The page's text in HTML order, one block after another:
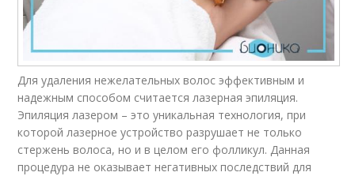
Для удаления нежелательных волос эффективным и
надежным способом считается лазерная эпиляция.
Эпиляция лазером – это уникальная технология, при
которой лазерное устройство разрушает не только
стержень волоса, но и в целом его фолликул. Данная
процедура не оказывает негативных последствий для